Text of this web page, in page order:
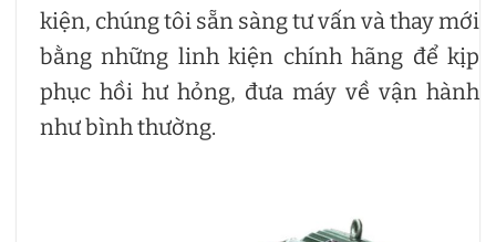
kiện, chúng tôi sẵn sàng tư vấn và thay mới
bằng những linh kiện chính hãng để kịp
phục hồi hư hỏng, đưa máy về vận hành
như bình thường.